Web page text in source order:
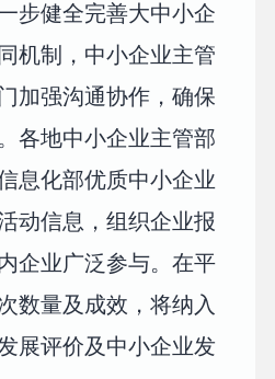
步健全完善大中小企
机制，中小企业主管
加强沟通协作，确保
各地中小企业主管部
息化部优质中小企业
动信息，组织企业报
企业广泛参与。在平
数量及成效，将纳入
展评价及中小企业发